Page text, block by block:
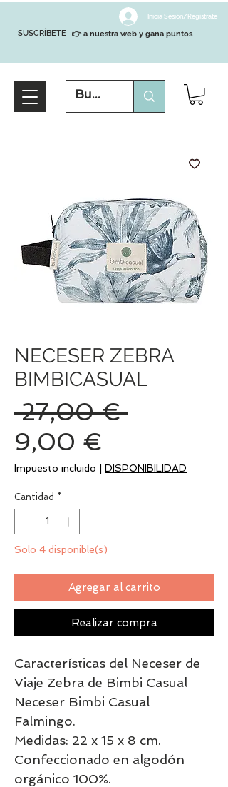
SUSCRÍBETE
Inicia Sesión/Regístrate
👉 a nuestra web y gana puntos
NECESER ZEBRA
BIMBICASUAL
27,00 € Precio
9,00 €
de
Impuesto incluido DISPONIBILIDAD
Cantidad *
Solo 4 disponible(s)
Agregar al carrito
Realizar compra
Características del Neceser de
Viaje Zebra de Bimbi Casual
Neceser Bimbi Casual
Falmingo.
Medidas: 22 x 15 x 8 cm.
Confeccionado en algodón
orgánico 100%.